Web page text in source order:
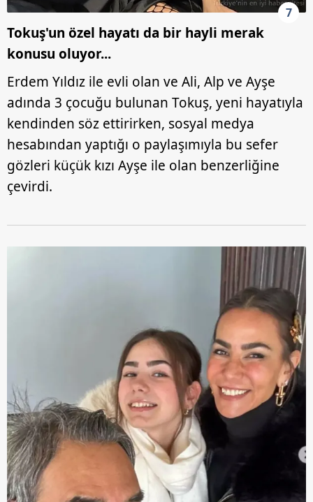
7
Tokuş'un özel hayatı da bir hayli merak
konusu oluyor...
Erdem Yıldız ile evli olan ve Ali, Alp ve Ayşe
adında 3 çocuğu bulunan Tokuş, yeni hayatıyla
kendinden söz ettirirken, sosyal medya
hesabından yaptığı o paylaşımıyla bu sefer
gözleri küçük kızı Ayşe ile olan benzerliğine
çevirdi.